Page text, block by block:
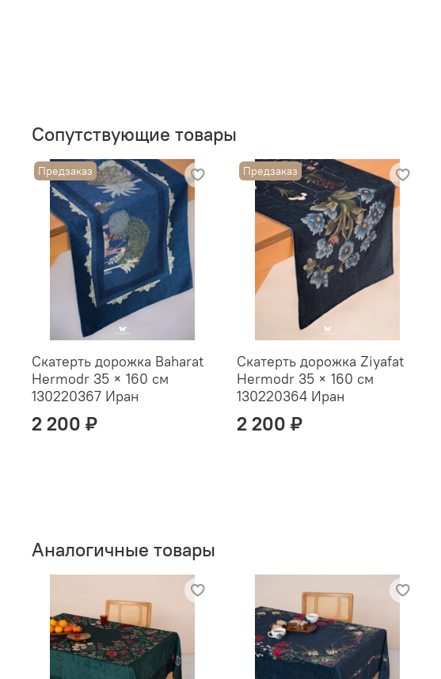
Сопутствующие товары
Предзаказ
Скатерть дорожка Baharat
Hermodr 35 × 160 см
130220367 Иран
2 200 ₽
Предзаказ
Скатерть дорожка Ziyafat
Hermodr 35 × 160 см
130220364 Иран
2 200 ₽
Аналогичные товары